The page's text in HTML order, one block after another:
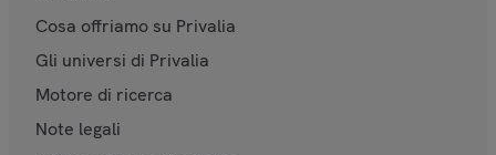
Cosa offriamo su Privalia
Gli universi di Privalia
Motore di ricerca
Note legali